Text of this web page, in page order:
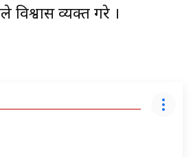
विश्वास व्यक्त गरे ।